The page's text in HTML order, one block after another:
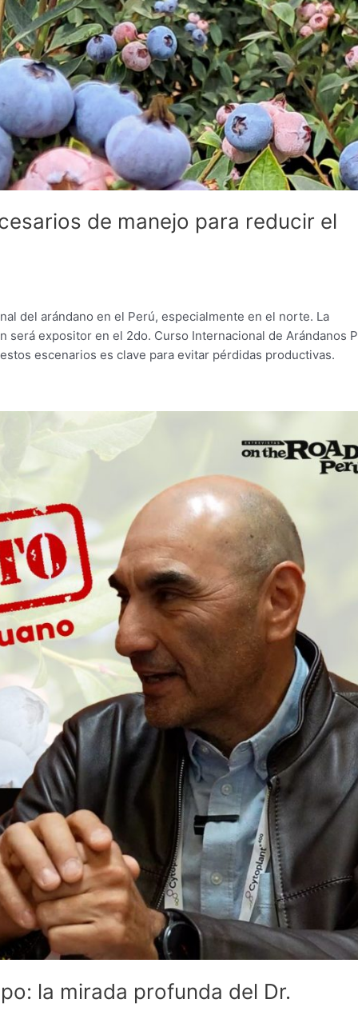
de manejo para reducir el
del arándano en el Perú, especialmente en el norte. La
expositor en el 2do. Curso Internacional de Arándanos
escenarios es clave para evitar pérdidas productivas.
la mirada profunda del Dr.